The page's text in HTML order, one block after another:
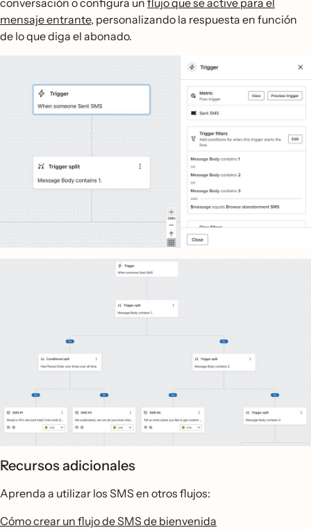
conversación o configura un flujo que se active para el
mensaje entrante, personalizando la respuesta en función
de lo que diga el abonado.
Recursos adicionales
Aprenda a utilizar los SMS en otros flujos:
Cómo crear un flujo de SMS de bienvenida